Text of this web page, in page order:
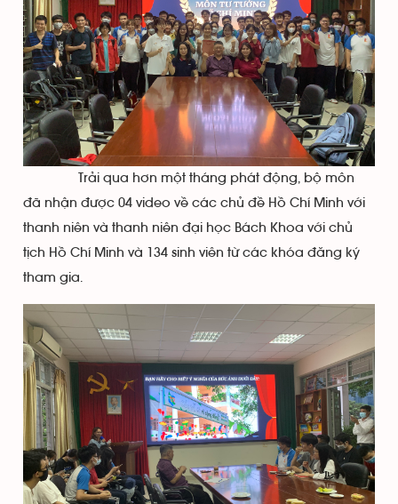
Trải qua hơn một tháng phát động, bộ môn
đã nhận được 04 video về các chủ đề Hồ Chí Minh với
thanh niên và thanh niên đại học Bách Khoa với chủ
tịch Hồ Chí Minh và 134 sinh viên từ các khóa đăng ký
tham gia.